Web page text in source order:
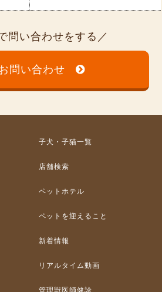
問い合わせをする
問い合わせ
子犬・子猫一覧
店舗検索
ペットホテル
ペットを迎えること
新着情報
リアルタイム動画
管理獣医師健診